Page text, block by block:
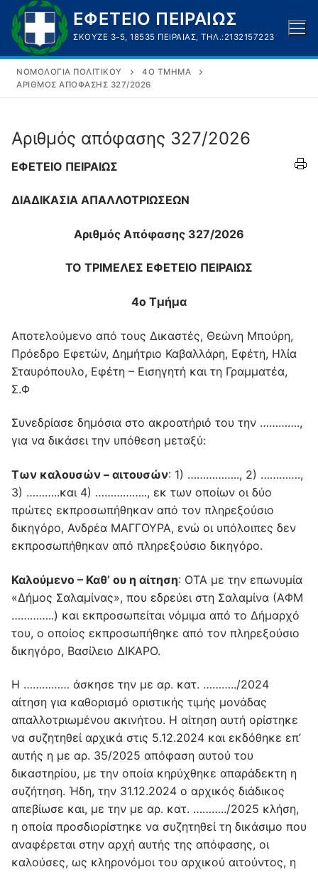
Μετάβαση
στο
περιεχόμενο
ΕΦΕΤΕΙΟ ΠΕΙΡΑΙΩΣ
ΣΚΟΥΖΈ 3-5, 18535 ΠΕΙΡΑΙΆΣ, ΤΗΛ.:2132157223
ΝΟΜΟΛΟΓΊΑ ΠΟΛΙΤΙΚΟΎ
4O ΤΜΉΜΑ
ΑΡΙΘΜΌΣ ΑΠΌΦΑΣΗΣ 327/2026
Αριθμός απόφασης 327/2026
ΕΦΕΤΕΙΟ ΠΕΙΡΑΙΩΣ
ΔΙΑΔΙΚΑΣΙΑ ΑΠΑΛΛΟΤΡΙΩΣΕΩΝ
Αριθμός Απόφασης 327/2026
ΤΟ ΤΡΙΜΕΛΕΣ ΕΦΕΤΕΙΟ ΠΕΙΡΑΙΩΣ
4o Τμήμα
Αποτελούμενο από τους Δικαστές, Θεώνη Μπούρη,
Πρόεδρο Εφετών, Δημήτριο Καβαλλάρη, Εφέτη, Ηλία
Σταυρόπουλο, Εφέτη – Εισηγητή και τη Γραμματέα,
Σ.Φ
Συνεδρίασε δημόσια στο ακροατήριό του την ………….,
για να δικάσει την υπόθεση μεταξύ:
Των καλουσών – αιτουσών: 1) …………….., 2) ………….,
3) ………..και 4) …………….., εκ των οποίων οι δύο
πρώτες εκπροσωπήθηκαν από τον πληρεξούσιο
δικηγόρο, Ανδρέα ΜΑΓΓΟΥΡΑ, ενώ οι υπόλοιπες δεν
εκπροσωπήθηκαν από πληρεξούσιο δικηγόρο.
Καλούμενο – Καθ’ ου η αίτηση: ΟΤΑ με την επωνυμία
«Δήμος Σαλαμίνας», που εδρεύει στη Σαλαμίνα (ΑΦΜ
…………..) και εκπροσωπείται νόμιμα από το Δήμαρχό
του, ο οποίος εκπροσωπήθηκε από τον πληρεξούσιο
δικηγόρο, Βασίλειο ΔΙΚΑΡΟ.
Η …………… άσκησε την με αρ. κατ. ………../2024
αίτηση για καθορισμό οριστικής τιμής μονάδας
απαλλοτριωμένου ακινήτου. Η αίτηση αυτή ορίστηκε
να συζητηθεί αρχικά στις 5.12.2024 και εκδόθηκε επ’
αυτής η με αρ. 35/2025 απόφαση αυτού του
δικαστηρίου, με την οποία κηρύχθηκε απαράδεκτη η
συζήτηση. Ήδη, την 31.12.2024 ο αρχικός διάδικος
απεβίωσε και, με την με αρ. κατ. ………../2025 κλήση,
η οποία προσδιορίστηκε να συζητηθεί τη δικάσιμο που
αναφέρεται στην αρχή αυτής της απόφασης, οι
καλούσες, ως κληρονόμοι του αρχικού αιτούντος, η